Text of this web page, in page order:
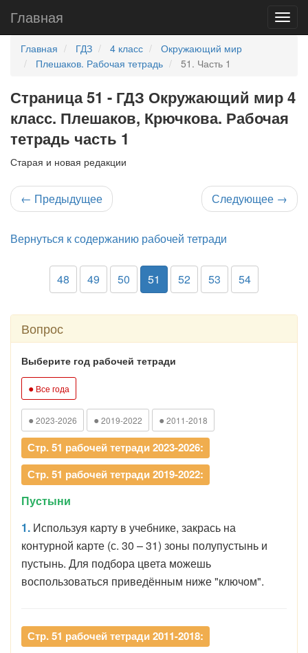
Главная
Главная ГДЗ 4 класс
Окружающий мир
Плешаков. Рабочая тетрадь
51. Часть 1
Страница 51 - ГДЗ Окружающий мир 4
класс. Плешаков, Крючкова. Рабочая
тетрадь часть 1
Старая и новая редакции
← Предыдущее Следующее →
Вернуться к содержанию рабочей тетради
48 49 50 51 52 53 54
Вопрос
Выберите год рабочей тетради
● Все года
● 2023-2026 ● 2019-2022 ● 2011-2018
Стр. 51 рабочей тетради 2023-2026:
Стр. 51 рабочей тетради 2019-2022:
Пустыни
1. Используя карту в учебнике, закрась на
контурной карте (с. 30 – 31) зоны полупустынь и
пустынь. Для подбора цвета можешь
воспользоваться приведённым ниже "ключом".
Стр. 51 рабочей тетради 2011-2018: